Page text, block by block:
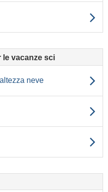
le vacanze sci
neve